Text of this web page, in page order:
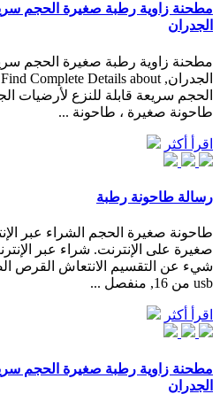
مطحنة زاوية رطبة صغيرة الحجم
الجدران
مطحنة زاوية رطبة صغيرة الحجم
الحجم سريعة قابلة للنزع لأرضيات
طاحونة صغيرة ، طاحونة ...
اقرأ أكثر
رسالة طاحونة رطبة
طاحونة صغيرة الحجم الشراء عبر
صغيرة على الإنترنت. شراء عبر
شيء عن التقسيم الانتعاش القرص
usb من 16, منفصل ...
اقرأ أكثر
مطحنة زاوية رطبة صغيرة الحجم
الجدران